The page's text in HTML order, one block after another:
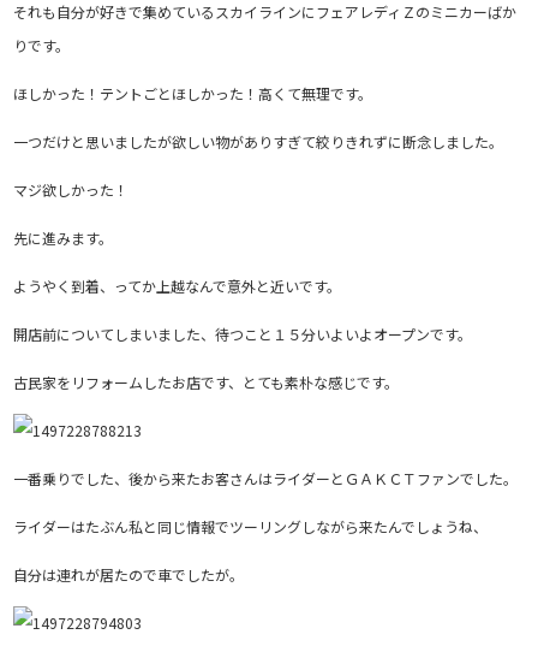
それも自分が好きで集めているスカイラインにフェアレディＺのミニカーばか
りです。
ほしかった！テントごとほしかった！高くて無理です。
一つだけと思いましたが欲しい物がありすぎて絞りきれずに断念しました。
マジ欲しかった！
先に進みます。
ようやく到着、ってか上越なんで意外と近いです。
開店前についてしまいました、待つこと１５分いよいよオープンです。
古民家をリフォームしたお店です、とても素朴な感じです。
一番乗りでした、後から来たお客さんはライダーとＧＡＫＣＴファンでした。
ライダーはたぶん私と同じ情報でツーリングしながら来たんでしょうね、
自分は連れが居たので車でしたが。